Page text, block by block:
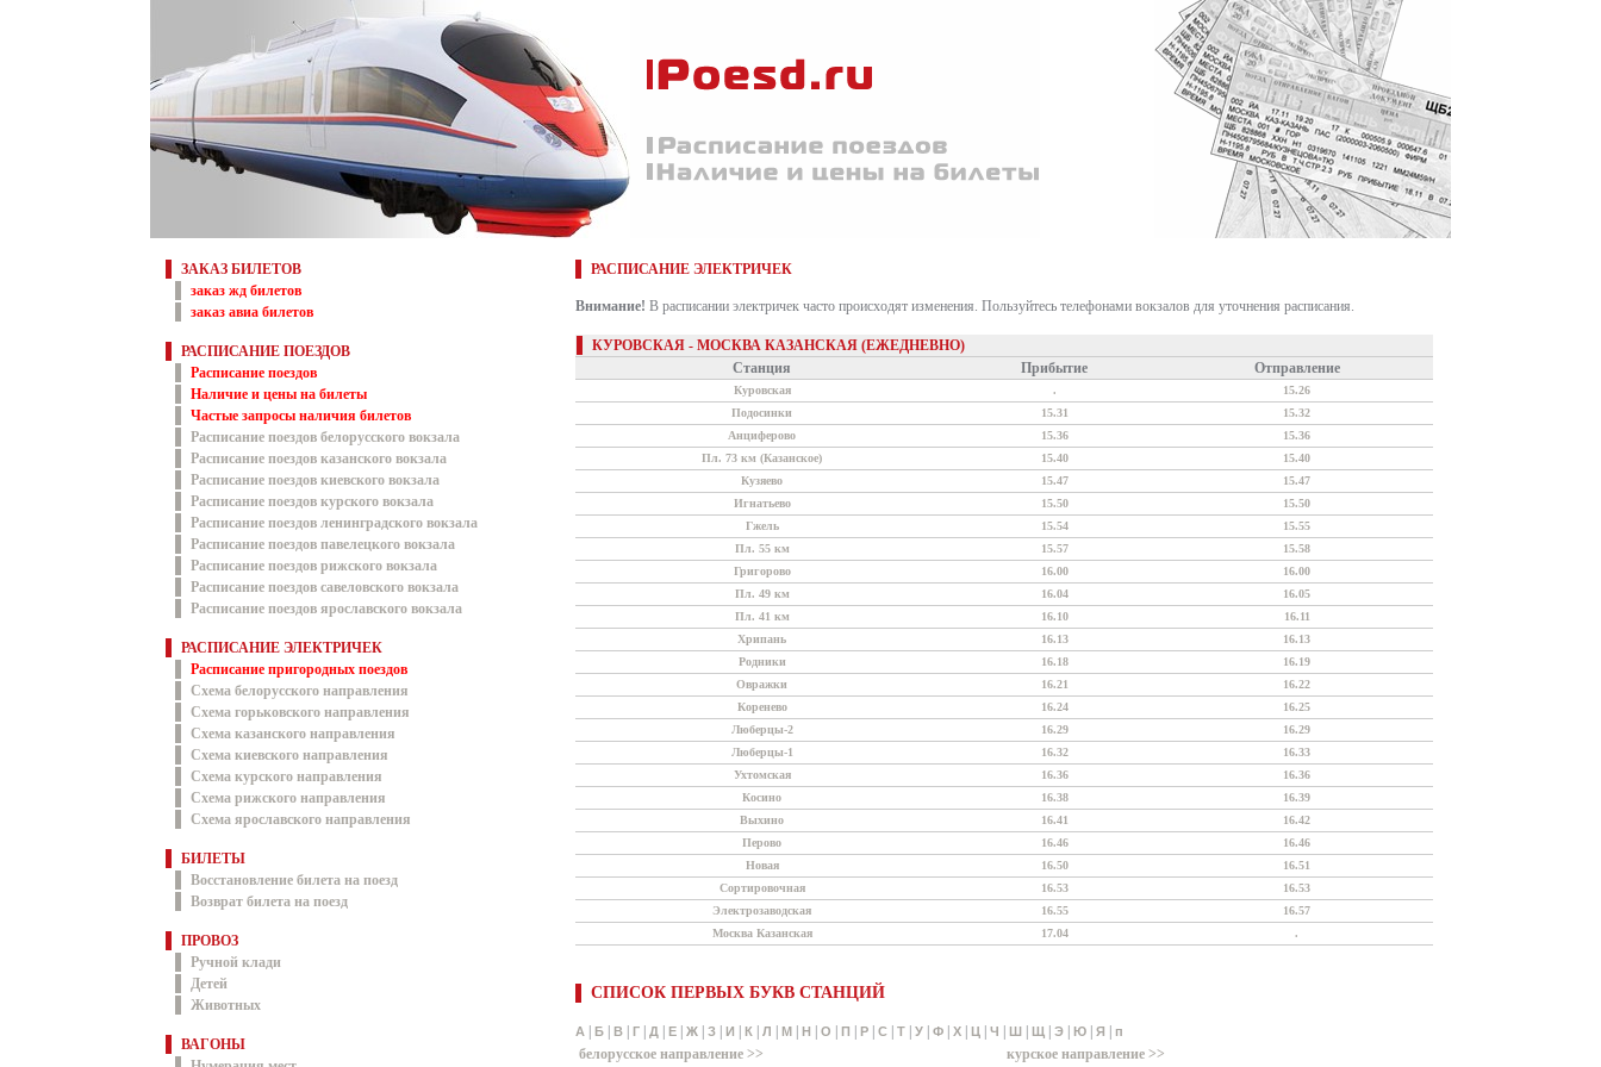
ЗАКАЗ БИЛЕТОВ
заказ жд билетов
заказ авиа билетов
РАСПИСАНИЕ ПОЕЗДОВ
Расписание поездов
Наличие и цены на билеты
Частые запросы наличия билетов
Расписание поездов белорусского вокзала
Расписание поездов казанского вокзала
Расписание поездов киевского вокзала
Расписание поездов курского вокзала
Расписание поездов ленинградского вокзала
Расписание поездов павелецкого вокзала
Расписание поездов рижского вокзала
Расписание поездов савеловского вокзала
Расписание поездов ярославского вокзала
РАСПИСАНИЕ ЭЛЕКТРИЧЕК
Расписание пригородных поездов
Схема белорусского направления
Схема горьковского направления
Схема казанского направления
Схема киевского направления
Схема курского направления
Схема рижского направления
Схема ярославского направления
БИЛЕТЫ
Восстановление билета на поезд
Возврат билета на поезд
ПРОВОЗ
Ручной клади
Детей
Животных
ВАГОНЫ
РАСПИСАНИЕ ЭЛЕКТРИЧЕК
Внимание! В расписании электричек часто происходят изменения. Пользуйтесь телефонами вокзалов для уточнения расписания.
КУРОВСКАЯ - МОСКВА КАЗАНСКАЯ (ЕЖЕДНЕВНО)
Станция
Прибытие Отправление
Куровская .
15.26
Подосинки
15.31
15.32
Анциферово
15.36
15.36
Пл. 73 км (Казанское)
15.40
15.40
Кузяево
15.47
15.47
Игнатьево
15.50
15.50
Гжель
15.54
15.55
Пл. 55 км
15.57
15.58
Григорово
16.00
16.00
Пл. 49 км
16.04
16.05
Пл. 41 км
16.10
16.11
Хрипань
16.13
16.13
Родники
16.18
16.19
Овражки
16.21
16.22
Коренево
16.24
16.25
Люберцы-2
16.29
16.29
Люберцы-1
16.32
16.33
Ухтомская
16.36
16.36
Косино
16.38
16.39
Выхино
16.41
16.42
Перово
16.46
16.46
Новая
16.50
16.51
Сортировочная
16.53
16.53
Электрозаводская
16.55
16.57
Москва Казанская
17.04 .
СПИСОК ПЕРВЫХ БУКВ СТАНЦИЙ
А Б В Г Д Е Ж З И К Л М Н О П Р С Т У Ф Х Ц Ч Ш Щ Э Ю Я п
белорусское направление >>
курское направление >>